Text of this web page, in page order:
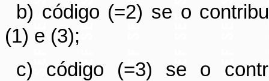
b) código (=2) se o
(1) e (3);
c) código (=3) se o